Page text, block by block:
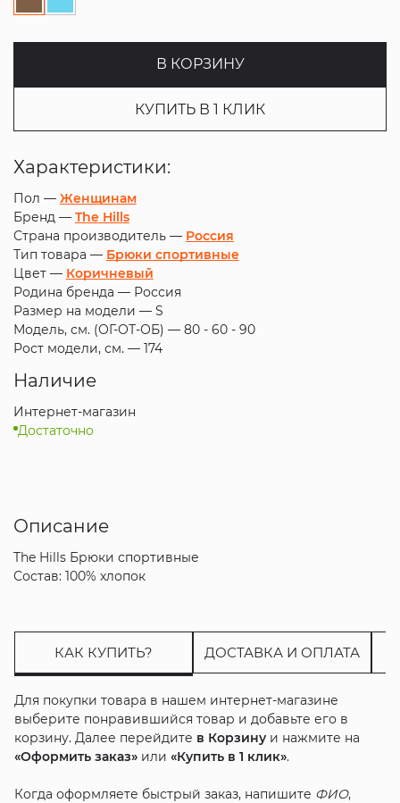
В КОРЗИНУ
КУПИТЬ В 1 КЛИК
Характеристики:
Пол — Женщинам
Бренд — The Hills
Страна производитель — Россия
Тип товара — Брюки спортивные
Цвет — Коричневый
Родина бренда — Россия
Размер на модели — S
Модель, см. (ОГ-ОТ-ОБ) — 80 - 60 - 90
Рост модели, см. — 174
Наличие
Интернет-магазин
Достаточно
Описание
The Hills Брюки спортивные
Состав: 100% хлопок
КАК КУПИТЬ? ДОСТАВКА И ОПЛАТА
Для покупки товара в нашем интернет-магазине
выберите понравившийся товар и добавьте его в
корзину. Далее перейдите в Корзинуи нажмите на
«Оформить заказ»или «Купить в 1 клик».
Когда оформляете быстрый заказ, напишите ФИО,